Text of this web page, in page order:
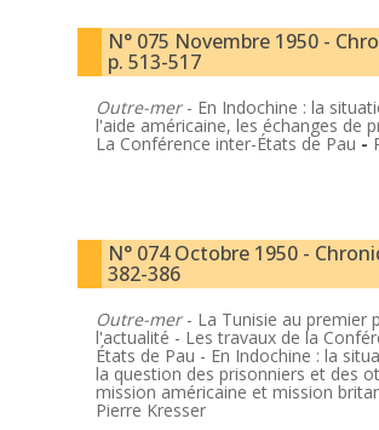
N° 075 Novembre 1950 -
p. 513-517
Outre-mer- En Indochine : la
l'aide américaine, les échanges de
La Conférence inter-États de Pau -
N° 074 Octobre 1950 -
382-386
Outre-mer- La Tunisie au premier
l'actualité - Les travaux de la
États de Pau - En Indochine : la
la question des prisonniers et des
mission américaine et mission
Pierre Kresser